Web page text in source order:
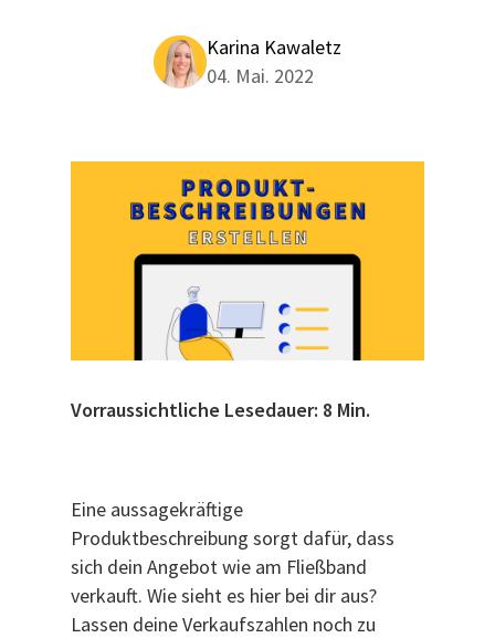
Karina Kawaletz
04. Mai. 2022
Vorraussichtliche Lesedauer: 8 Min.
Eine aussagekräftige
Produktbeschreibung sorgt dafür, dass
sich dein Angebot wie am Fließband
verkauft. Wie sieht es hier bei dir aus?
Lassen deine Verkaufszahlen noch zu